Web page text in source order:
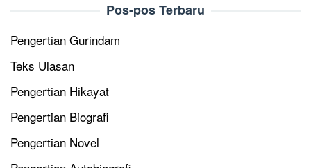
Pos-pos Terbaru
Pengertian Gurindam
Teks Ulasan
Pengertian Hikayat
Pengertian Biografi
Pengertian Novel